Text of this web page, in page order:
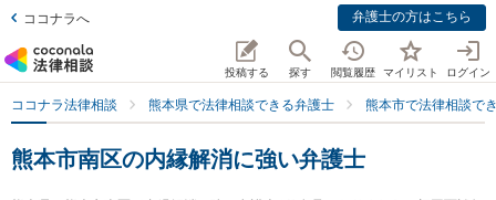
ココナラへ 弁護士の方はこちら
投稿する 探す 閲覧履歴 マイリスト ログイン
ココナラ法律相談 熊本県で法律相談できる弁護士 熊本市で法律相談で
熊本市南区の内縁解消に強い弁護士